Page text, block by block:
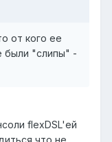
от кого ее
были "слипы" -
flexDSL'ей
что не